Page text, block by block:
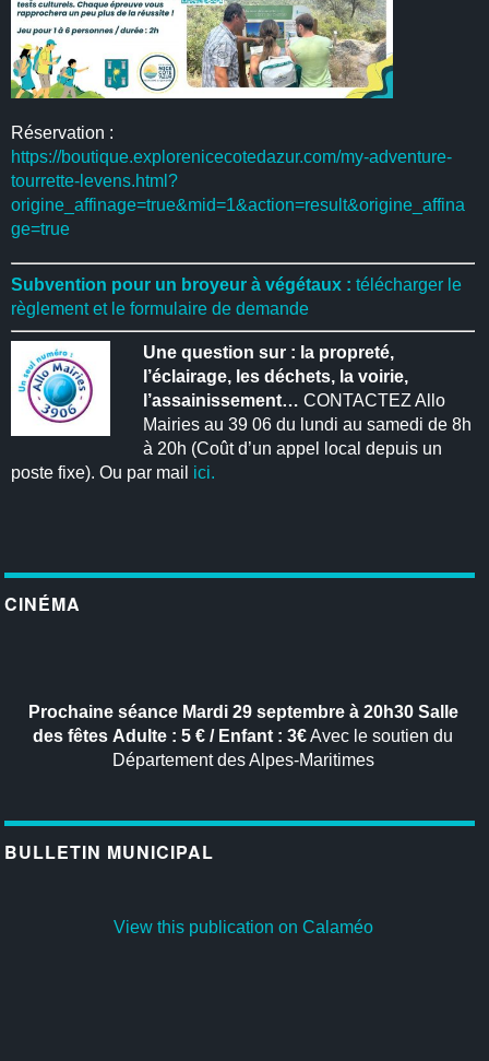
Réservation :
https://boutique.explorenicecotedazur.com/my-adventure-
tourrette-levens.html?
origine_affinage=true&mid=1&action=result&origine_affina
ge=true
Subvention pour un broyeur à végétaux : télécharger le
règlement et le formulaire de demande
Une question sur : la propreté,
l’éclairage, les déchets, la voirie,
l’assainissement… CONTACTEZ Allo
Mairies au 39 06 du lundi au samedi de 8h
à 20h (Coût d’un appel local depuis un
poste fixe). Ou par mail ici.
CINÉMA
Prochaine séanceMardi 29 septembre à 20h30 Salle
des fêtes Adulte : 5 € / Enfant : 3€Avec le soutien du
Département des Alpes-Maritimes
BULLETIN MUNICIPAL
View this publication on Calaméo